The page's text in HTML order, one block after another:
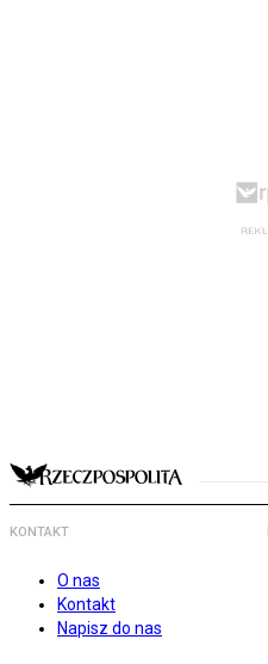
KONTAKT
O nas
Kontakt
Napisz do nas